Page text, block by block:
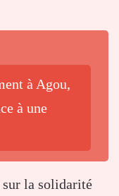
à Agou,
à une
sur la solidarité